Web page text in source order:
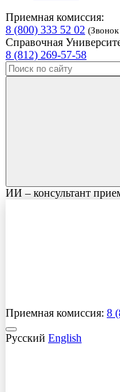
Приемная комиссия:
8 (800) 333 52 02
Справочная
8 (812) 269-57-58
ИИ – консультант
Приемная комиссия: 8
Русский English